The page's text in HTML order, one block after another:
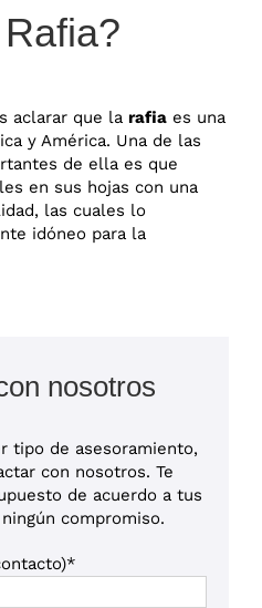
aclarar que la rafiaes una
y América. Una de las
de ella es que
en sus hojas con una
las cuales lo
idóneo para la
nosotros
tipo de asesoramiento,
con nosotros. Te
de acuerdo a tus
compromiso.